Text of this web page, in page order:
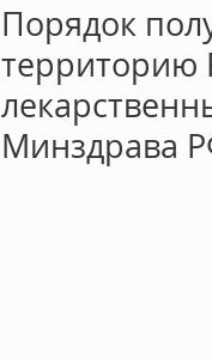
Порядок
территорию
Минздрава